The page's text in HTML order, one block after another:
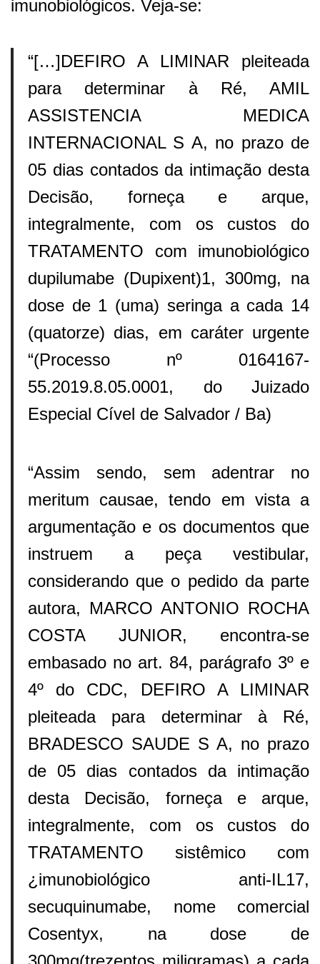
imunobiológicos. Veja-se:
“[…]DEFIRO A LIMINAR pleiteada
para determinar à Ré, AMIL
ASSISTENCIA MEDICA
INTERNACIONAL S A, no prazo de
05 dias contados da intimação desta
Decisão, forneça e arque,
integralmente, com os custos do
TRATAMENTO com imunobiológico
dupilumabe (Dupixent)1, 300mg, na
dose de 1 (uma) seringa a cada 14
(quatorze) dias, em caráter urgente
“(Processo nº 0164167-
55.2019.8.05.0001, do Juizado
Especial Cível de Salvador / Ba)
“Assim sendo, sem adentrar no
meritum causae, tendo em vista a
argumentação e os documentos que
instruem a peça vestibular,
considerando que o pedido da parte
autora, MARCO ANTONIO ROCHA
COSTA JUNIOR, encontra-se
embasado no art. 84, parágrafo 3º e
4º do CDC, DEFIRO A LIMINAR
pleiteada para determinar à Ré,
BRADESCO SAUDE S A, no prazo
de 05 dias contados da intimação
desta Decisão, forneça e arque,
integralmente, com os custos do
TRATAMENTO sistêmico com
¿imunobiológico anti-IL17,
secuquinumabe, nome comercial
Cosentyx, na dose de